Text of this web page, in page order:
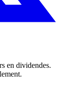
en dividendes.